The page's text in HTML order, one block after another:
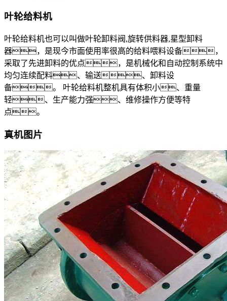
叶轮给料机
叶轮给料机也可以叫做叶轮卸料阀,旋转供料器,星型卸料
器，是现今市面使用率很高的给料喂料设备，
采取了先进卸料的优点，是机械化和自动控制系统中
均匀连续配料、输送、卸料设
备。 叶轮给料机整机具有体积小、重量
轻、生产能力强、维修操作方便等特
点。
真机图片